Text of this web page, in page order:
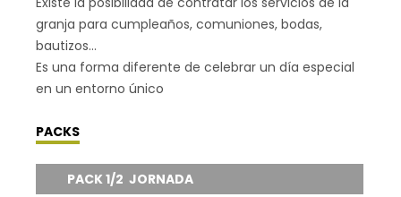
granja para cumpleaños, comuniones, bodas,
bautizos…
Es una forma diferente de celebrar un día especial
en un entorno único
PACKS
PACK 1/2 JORNADA